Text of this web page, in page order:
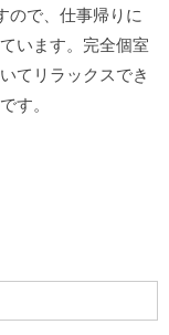
ので、仕事帰りに
います。完全個室
てリラックスでき
す。